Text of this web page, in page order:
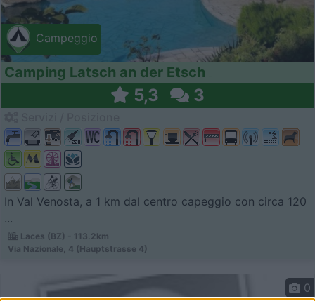
Campeggio
Camping Latsch an der Etsch
5,3 3
In Val Venosta, a 1 km dal centro capeggio con circa 120
...
Laces (BZ) - 113.2km
Via Nazionale, 4 (Hauptstrasse 4)
0